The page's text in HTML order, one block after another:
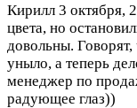
Кирилл 3 октября,
цвета, но
довольны.
уныло, а теперь
менеджер по
радующее глаз))